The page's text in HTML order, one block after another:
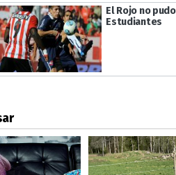
El Rojo no
Estudiantes